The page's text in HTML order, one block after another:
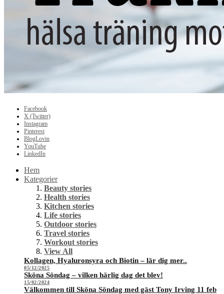
Facebook
X (Twitter)
Instagram
Pinterest
BlogLovin
YouTube
LinkedIn
Hem
Kategorier
Beauty stories
Health stories
Kitchen stories
Life stories
Outdoor stories
Travel stories
Workout stories
View All
Kollagen, Hyaluronsyra och Biotin – lär dig mer..
05/12/2025
Sköna Söndag – vilken härlig dag det blev!
15/02/2024
Välkommen till Sköna Söndag med gäst Tony Irving 11 feb